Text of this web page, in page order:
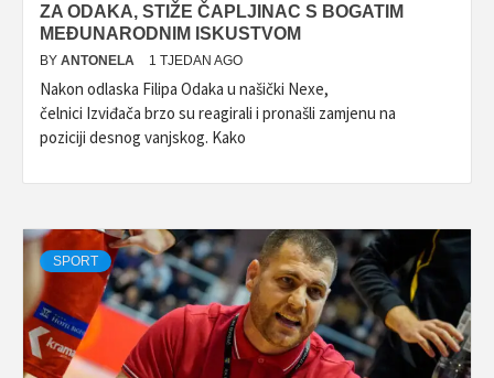
ZA ODAKA, STIŽE ČAPLJINAC S BOGATIM
MEĐUNARODNIM ISKUSTVOM
BY ANTONELA 1 TJEDAN AGO
Nakon odlaska Filipa Odaka u našički Nexe,
čelnici Izviđača brzo su reagirali i pronašli zamjenu na
poziciji desnog vanjskog. Kako
SPORT